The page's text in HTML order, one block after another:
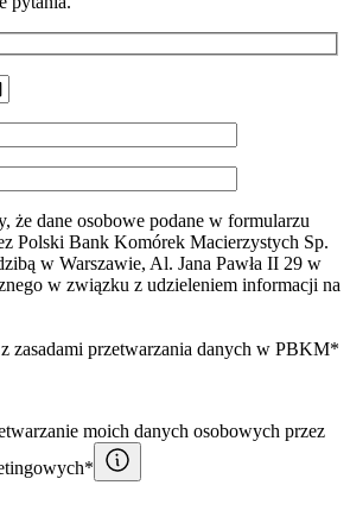
że dane osobowe podane w formularzu
Polski Bank Komórek Macierzystych Sp.
w Warszawie, Al. Jana Pawła II 29 w
w związku z udzieleniem informacji na
z zasadami przetwarzania danych w PBKM*
moich danych osobowych przez